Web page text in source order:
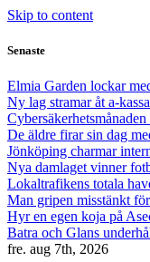
Skip to content
Senaste
Elmia Garden lockar
Ny lag stramar åt a-
De äldre firar sin dag
Jönköping charmar
Nya damlaget vinner
Lokaltrafikens totala
Man gripen misstänkt
Hyr en egen koja på
Batra och Glans
fre. aug 7th, 2026